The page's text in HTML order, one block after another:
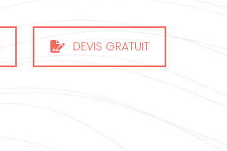
DEVIS GRATUIT